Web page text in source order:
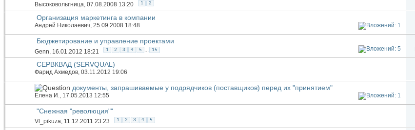
Высоковольтница, 07.08.2008 13:20 1 2
Организация маркетинга в компании
Андрей Николаевич, 25.09.2008 18:48
Бюджетирование и управление проектами
Genn, 16.01.2012 18:21 1 2 3 4 5 ... 15
СЕРВКВАД (SERVQUAL)
Фарид Ахмедов, 03.11.2012 19:06
документы, запрашиваемые у подрядчиков (поставщиков) перед их "принятием"
Елена И., 17.05.2013 12:55
"Снежная "революция""
Vl_pikuza, 11.12.2011 23:23 1 2 3 4 5